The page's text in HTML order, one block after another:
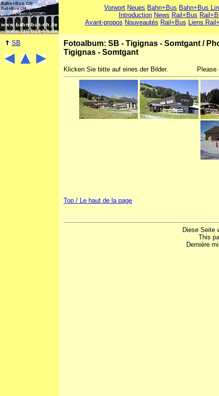
Vorwort Neues Bahn+Bus Bahn+Bus
Introduction News Rail+Bus
Avant-propos Nouveautés Rail+Bus Liens
SB Fotoalbum: SB - Tigignas - Somtgant /
Tigignas - Somtgant
Klicken Sie bitte auf eines der Bilder.
Top / Le haut de la page
Diese Seite
This
Dernière